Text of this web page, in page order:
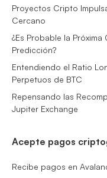
Proyectos Cripto
Cercano
¿Es Probable la
Predicción?
Entendiendo el Ratio
Perpetuos de BTC
Repensando las
Jupiter Exchange
Acepte pagos
Recibe pagos en